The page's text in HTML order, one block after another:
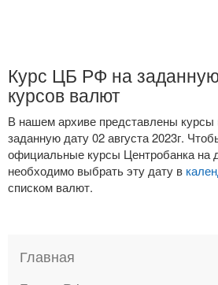
Курс ЦБ РФ на
курсов валют
В нашем архиве представлены
заданную дату 02 августа 2023г.
официальные курсы Центробанка на
необходимо выбрать эту дату в
списком валют.
Главная